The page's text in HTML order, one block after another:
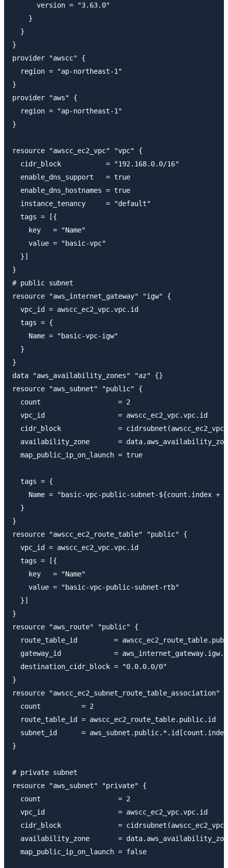
      version = "3.63.0"
    }
  }
}
provider "awscc" {
  region = "ap-northeast-1"
}
provider "aws" {
  region = "ap-northeast-1"
}
resource "awscc_ec2_vpc" "vpc" {
  cidr_block           = "192.168.0.0/16"
  enable_dns_support   = true
  enable_dns_hostnames = true
  instance_tenancy     = "default"
  tags = [{
    key   = "Name"
    value = "basic-vpc"
  }]
}
# public subnet
resource "aws_internet_gateway" "igw" {
  vpc_id = awscc_ec2_vpc.vpc.id
  tags = {
    Name = "basic-vpc-igw"
  }
}
data "aws_availability_zones" "az" {}
resource "aws_subnet" "public" {
  count                   = 2
  vpc_id                  = awscc_ec2_vpc.vpc.id
cidr_block              =
availability_zone       =
  map_public_ip_on_launch = true
  tags = {
Name = "basic-vpc-public-subnet-${count.index +
  }
}
resource "awscc_ec2_route_table" "public" {
  vpc_id = awscc_ec2_vpc.vpc.id
  tags = [{
    key   = "Name"
    value = "basic-vpc-public-subnet-rtb"
  }]
}
resource "aws_route" "public" {
route_table_id         =
gateway_id             =
  destination_cidr_block = "0.0.0.0/0"
}
resource
  count          = 2
  route_table_id = awscc_ec2_route_table.public.id
subnet_id      =
}
# private subnet
resource "aws_subnet" "private" {
  count                   = 2
  vpc_id                  = awscc_ec2_vpc.vpc.id
cidr_block              =
availability_zone       =
  map_public_ip_on_launch = false